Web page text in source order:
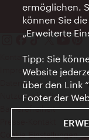
Kontakt
Impressum
Datenschutz
Nutzungsbedingungen
Barrierefreiheit
Cookie Einstellungen
ermöglichen.
können Sie
„Erweiterte
Tipp: Sie
Website
über den Link
Footer der